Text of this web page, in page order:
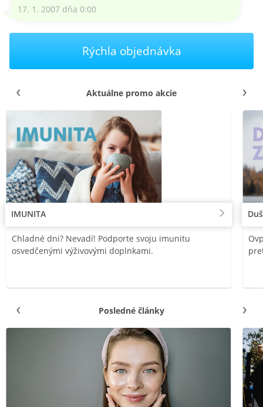
17. 1. 2007 dňa 0:00
Rýchla objednávka
Aktuálne promo akcie
IMUNITA
Chladné dni? Nevadí! Podporte svoju imunitu
osvedčenými výživovými doplnkami.
Posledné články